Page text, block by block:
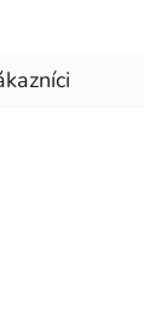
z 5 hviezdičiek.
z 5 hviezdičiek.